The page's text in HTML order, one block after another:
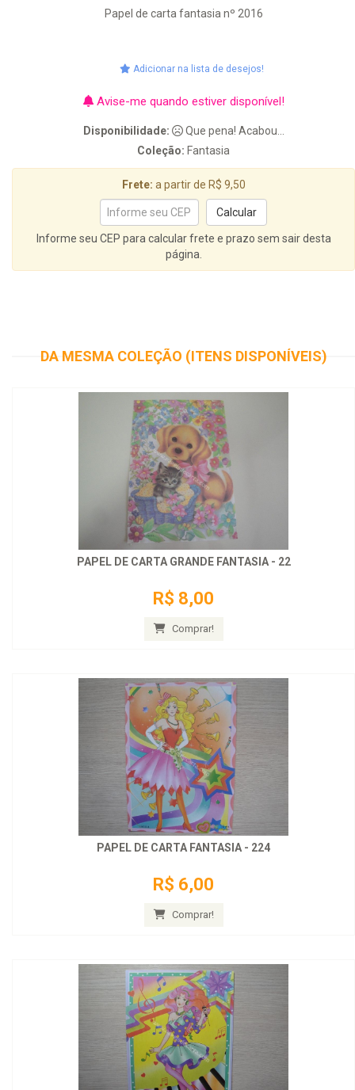
Papel de carta fantasia nº 2016
Adicionar na lista de desejos!
Avise-me quando estiver disponível!
Disponibilidade:
Que pena! Acabou...
Coleção: Fantasia
Frete: a partir de R$ 9,50
Informe seu CEP para calcular frete e prazo sem sair desta
página.
DA MESMA COLEÇÃO (ITENS DISPONÍVEIS)
PAPEL DE CARTA GRANDE FANTASIA - 22
R$ 8,00
Comprar!
PAPEL DE CARTA FANTASIA - 224
R$ 6,00
Comprar!